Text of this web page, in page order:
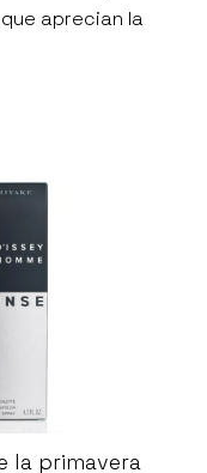
aprecian la
la primavera